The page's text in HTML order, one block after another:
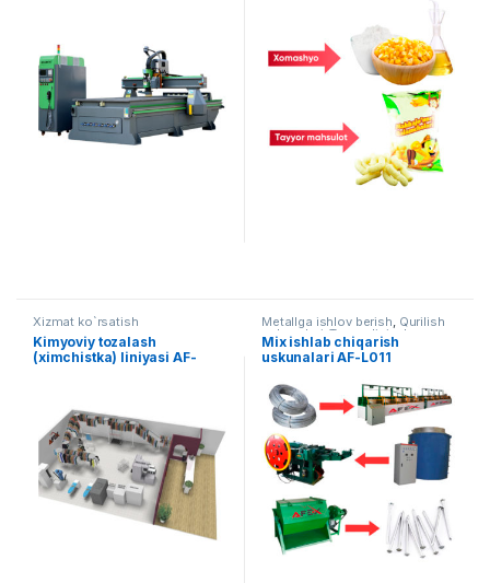
Xizmat ko`rsatish
Kimyoviy tozalash
(ximchistka) liniyasi AF-
Metallga ishlov berish, Qurilish
uskunalari,Tayyor liniyalar
Mix ishlab chiqarish
uskunalari AF-L011